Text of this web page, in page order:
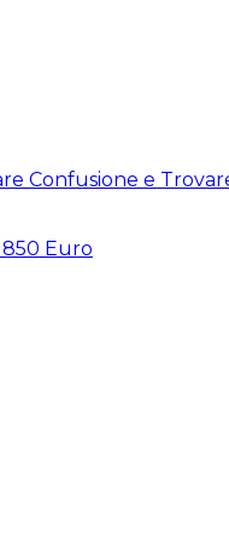
Confusione e
Euro